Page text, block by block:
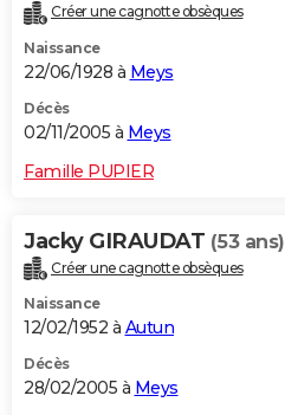
Créer une cagnotte obsèques
Naissance
22/06/1928 à Meys
Décès
02/11/2005 à Meys
Famille PUPIER
Jacky GIRAUDAT (53 ans)
Créer une cagnotte obsèques
Naissance
12/02/1952 à Autun
Décès
28/02/2005 à Meys